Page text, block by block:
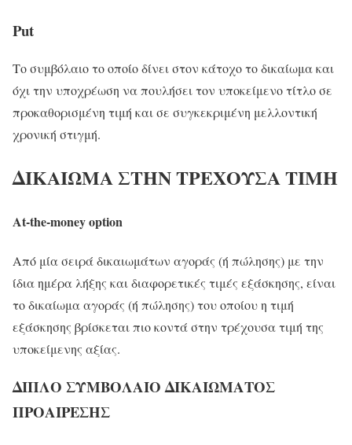
Put
Το συμβόλαιο το οποίο δίνει στον κάτοχο το δικαίωμα και
όχι την υποχρέωση να πουλήσει τον υποκείμενο τίτλο σε
προκαθορισμένη τιμή και σε συγκεκριμένη μελλοντική
χρονική στιγμή.
ΔΙΚΑΙΩΜΑ ΣΤΗΝ ΤΡΕΧΟΥΣΑ ΤΙΜΗ
At-the-money option
Από μία σειρά δικαιωμάτων αγοράς (ή πώλησης) με την
ίδια ημέρα λήξης και διαφορετικές τιμές εξάσκησης, είναι
το δικαίωμα αγοράς (ή πώλησης) του οποίου η τιμή
εξάσκησης βρίσκεται πιο κοντά στην τρέχουσα τιμή της
υποκείμενης αξίας.
ΔΙΠΛΟ ΣΥΜΒΟΛΑΙO ΔΙΚΑΙΩΜΑΤΟΣ
ΠΡΟΑΙΡΕΣΗΣ